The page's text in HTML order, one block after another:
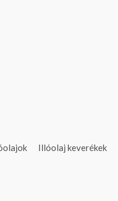
Illóolaj keverékek